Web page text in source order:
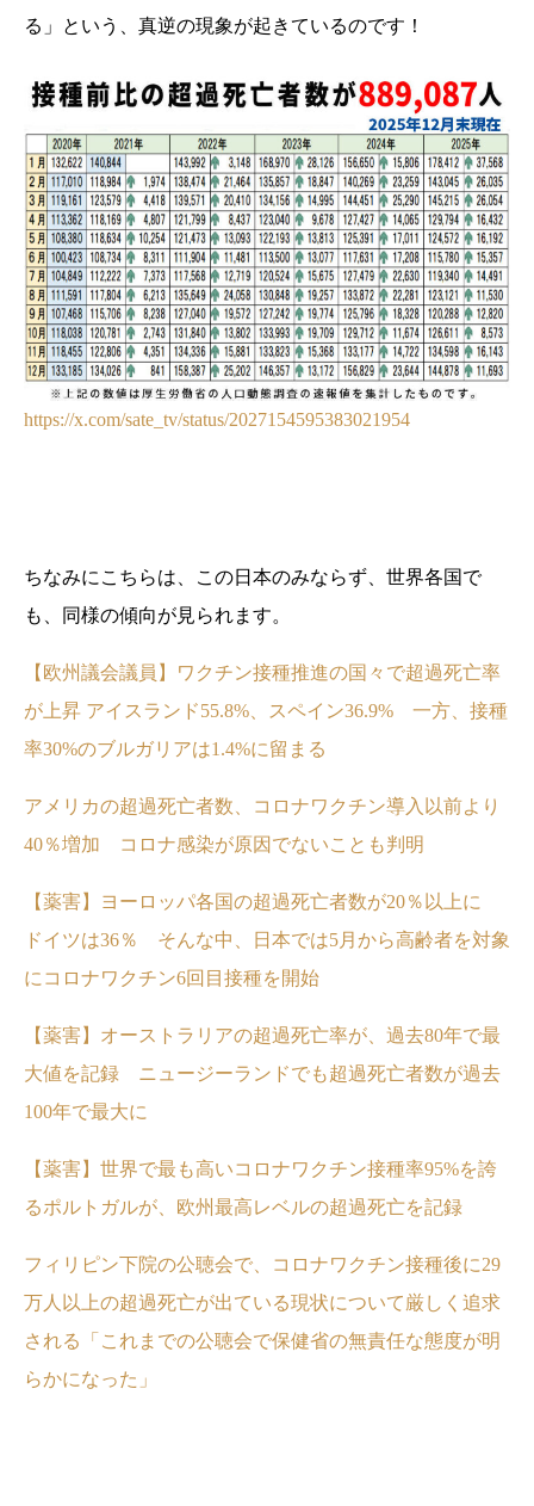
る」という、真逆の現象が起きているのです！
https://x.com/sate_tv/status/2027154595383021954
ちなみにこちらは、この日本のみならず、世界各国で
も、同様の傾向が見られます。
【欧州議会議員】ワクチン接種推進の国々で超過死亡率
が上昇 アイスランド55.8%、スペイン36.9% 一方、接種
率30%のブルガリアは1.4%に留まる
アメリカの超過死亡者数、コロナワクチン導入以前より
40％増加 コロナ感染が原因でないことも判明
【薬害】ヨーロッパ各国の超過死亡者数が20％以上に
ドイツは36％ そんな中、日本では5月から高齢者を対象
にコロナワクチン6回目接種を開始
【薬害】オーストラリアの超過死亡率が、過去80年で最
大値を記録 ニュージーランドでも超過死亡者数が過去
100年で最大に
【薬害】世界で最も高いコロナワクチン接種率95%を誇
るポルトガルが、欧州最高レベルの超過死亡を記録
フィリピン下院の公聴会で、コロナワクチン接種後に29
万人以上の超過死亡が出ている現状について厳しく追求
される「これまでの公聴会で保健省の無責任な態度が明
らかになった」